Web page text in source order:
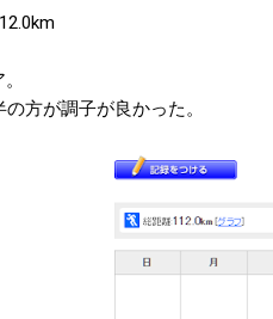
方が調子が良かった。